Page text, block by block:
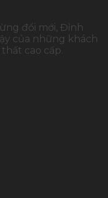
đổi mới, Đỉnh
của những khách
cao cấp.